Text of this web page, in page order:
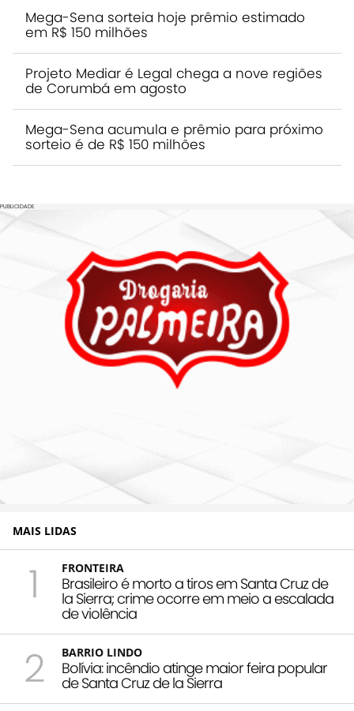
Mega-Sena sorteia hoje prêmio estimado
em R$ 150 milhões
Projeto Mediar é Legal chega a nove regiões
de Corumbá em agosto
Mega-Sena acumula e prêmio para próximo
sorteio é de R$ 150 milhões
PUBLICIDADE
MAIS LIDAS
1 FRONTEIRA
Brasileiro é morto a tiros em Santa Cruz de
la Sierra; crime ocorre em meio a escalada
de violência
2 BARRIO LINDO
Bolívia: incêndio atinge maior feira popular
de Santa Cruz de la Sierra